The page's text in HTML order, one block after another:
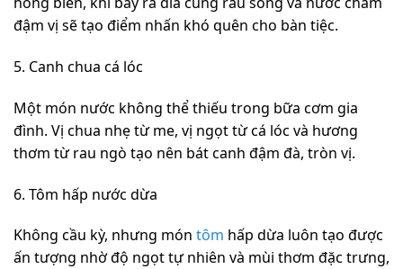
đậm vị sẽ tạo điểm nhấn khó quên cho bàn tiệc.
5. Canh chua cá lóc
Một món nước không thể thiếu trong bữa cơm gia
đình. Vị chua nhẹ từ me, vị ngọt từ cá lóc và hương
thơm từ rau ngò tạo nên bát canh đậm đà, tròn vị.
6. Tôm hấp nước dừa
Không cầu kỳ, nhưng món tôm hấp dừa luôn tạo được
ấn tượng nhờ độ ngọt tự nhiên và mùi thơm đặc trưng,